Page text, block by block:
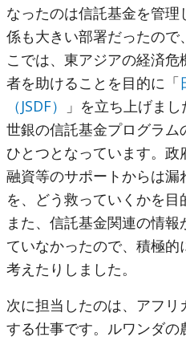
なったのは信託基金を管
係も大きい部署だったので
こでは、東アジアの経済
者を助けることを目的に「
（JSDF）
」を立ち上げま
世銀の信託基金プログラ
ひとつとなっています。
融資等のサポートからは漏
を、どう救っていくかを目
また、信託基金関連の情
ていなかったので、積極
考えたりしました。
次に担当したのは、アフ
する仕事です。ルワンダ